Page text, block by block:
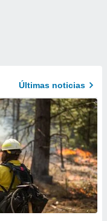
Últimas noticias